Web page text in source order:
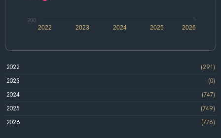
2025
2022 2023 2024 2026
200
2022
(291)
2023
(0)
2024
(747)
2025
(749)
2026
(776)